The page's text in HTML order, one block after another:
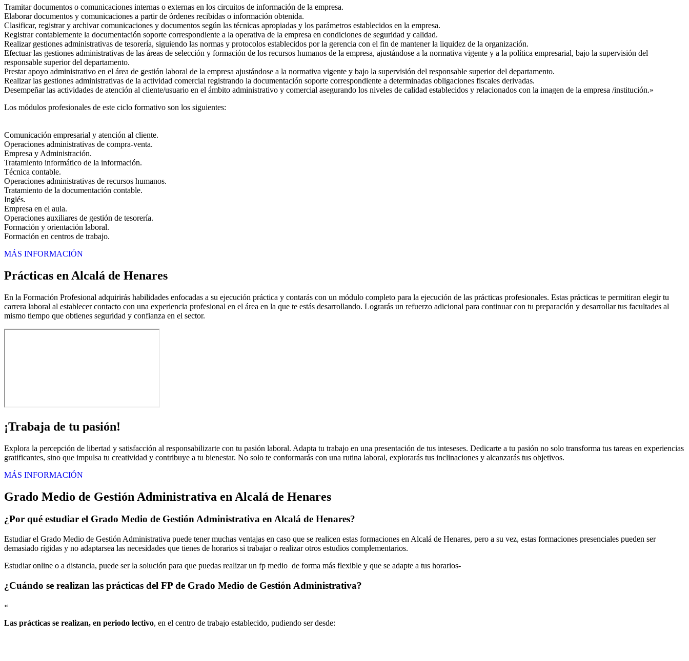
Tramitar documentos o comunicaciones internas o externas en los circuitos de información de la empresa.
Elaborar documentos y comunicaciones a partir de órdenes recibidas o información obtenida.
Clasificar, registrar y archivar comunicaciones y documentos según las técnicas apropiadas y los parámetros establecidos en la empresa.
Registrar contablemente la documentación soporte correspondiente a la operativa de la empresa en condiciones de seguridad y calidad.
Realizar gestiones administrativas de tesorería, siguiendo las normas y protocolos establecidos por la gerencia con el fin de mantener la liquidez de la organización.
Efectuar las gestiones administrativas de las áreas de selección y formación de los recursos humanos de la empresa, ajustándose a la normativa vigente y a la política empresarial, bajo la supervisión del
responsable superior del departamento.
Prestar apoyo administrativo en el área de gestión laboral de la empresa ajustándose a la normativa vigente y bajo la supervisión del responsable superior del departamento.
Realizar las gestiones administrativas de la actividad comercial registrando la documentación soporte correspondiente a determinadas obligaciones fiscales derivadas.
Desempeñar las actividades de atención al cliente/usuario en el ámbito administrativo y comercial asegurando los niveles de calidad establecidos y relacionados con la imagen de la empresa /institución.»
Los módulos profesionales de este ciclo formativo son los siguientes:
Comunicación empresarial y atención al cliente.
Operaciones administrativas de compra-venta.
Empresa y Administración.
Tratamiento informático de la información.
Técnica contable.
Operaciones administrativas de recursos humanos.
Tratamiento de la documentación contable.
Inglés.
Empresa en el aula.
Operaciones auxiliares de gestión de tesorería.
Formación y orientación laboral.
Formación en centros de trabajo.
MÁS INFORMACIÓN
Prácticas en Alcalá de Henares
En la Formación Profesional adquirirás habilidades enfocadas a su ejecución práctica y contarás con un módulo completo para la ejecución de las prácticas profesionales. Estas prácticas te permitiran elegir tu
carrera laboral al establecer contacto con una experiencia profesional en el área en la que te estás desarrollando. Lograrás un refuerzo adicional para continuar con tu preparación y desarrollar tus facultades al
mismo tiempo que obtienes seguridad y confianza en el sector.
¡Trabaja de tu pasión!
Explora la percepción de libertad y satisfacción al responsabilizarte con tu pasión laboral. Adapta tu trabajo en una presentación de tus inteseses. Dedicarte a tu pasión no solo transforma tus tareas en experiencias
gratificantes, sino que impulsa tu creatividad y contribuye a tu bienestar. No solo te conformarás con una rutina laboral, explorarás tus inclinaciones y alcanzarás tus objetivos.
MÁS INFORMACIÓN
Grado Medio de Gestión Administrativa en Alcalá de Henares
¿Por qué estudiar el Grado Medio de Gestión Administrativa en Alcalá de Henares?
Estudiar el Grado Medio de Gestión Administrativa puede tener muchas ventajas en caso que se realicen estas formaciones en Alcalá de Henares, pero a su vez, estas formaciones presenciales pueden ser
demasiado rígidas y no adaptarsea las necesidades que tienes de horarios si trabajar o realizar otros estudios complementarios.
Estudiar online o a distancia, puede ser la solución para que puedas realizar un fp medio de forma más flexible y que se adapte a tus horarios-
¿Cuándo se realizan las prácticas del FP de Grado Medio de Gestión Administrativa?
«
Las prácticas se realizan, en periodo lectivo, en el centro de trabajo establecido, pudiendo ser desde: